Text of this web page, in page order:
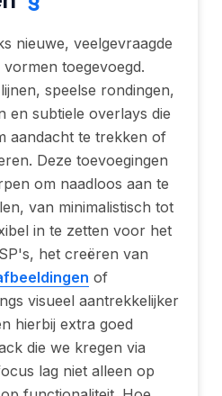
nieuwe, veelgevraagde
toegevoegd.
speelse rondingen,
en subtiele overlays die
aandacht te trekken of
Deze toevoegingen
om naadloos aan te
van minimalistisch tot
in te zetten voor het
het creëren van
of
visueel aantrekkelijker
hierbij extra goed
die we kregen via
lag niet alleen op